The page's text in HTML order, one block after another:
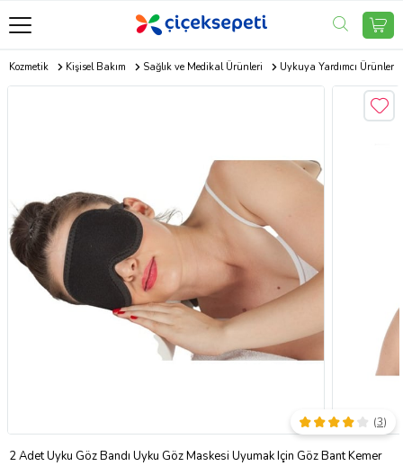
Kozmetik Kişisel Bakım Sağlık ve Medikal Ürünleri Uykuya Yardımcı Ürünler
2 Adet Uyku Göz Bandı Uyku Göz Maskesi Uyumak Için Göz Bant Kemer
(3)